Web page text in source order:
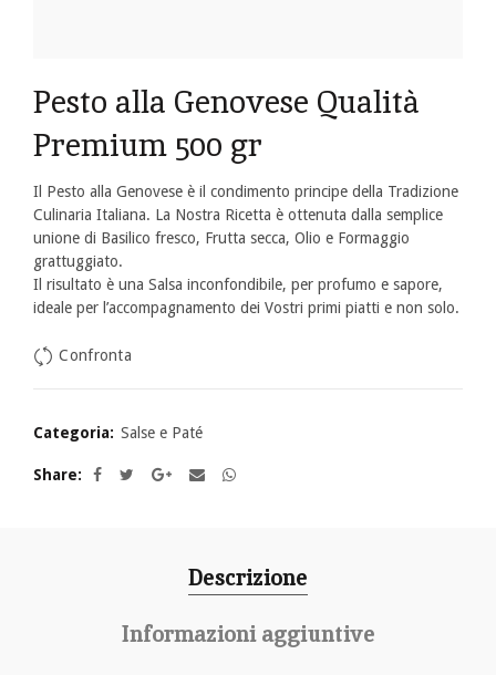
Pesto alla Genovese Qualità
Premium 500 gr
Il Pesto alla Genovese è il condimento principe della Tradizione
Culinaria Italiana. La Nostra Ricetta è ottenuta dalla semplice
unione di Basilico fresco, Frutta secca, Olio e Formaggio
grattuggiato.
Il risultato è una Salsa inconfondibile, per profumo e sapore,
ideale per l’accompagnamento dei Vostri primi piatti e non solo.
Confronta
Categoria: Salse e Paté
Share
Descrizione
Informazioni aggiuntive